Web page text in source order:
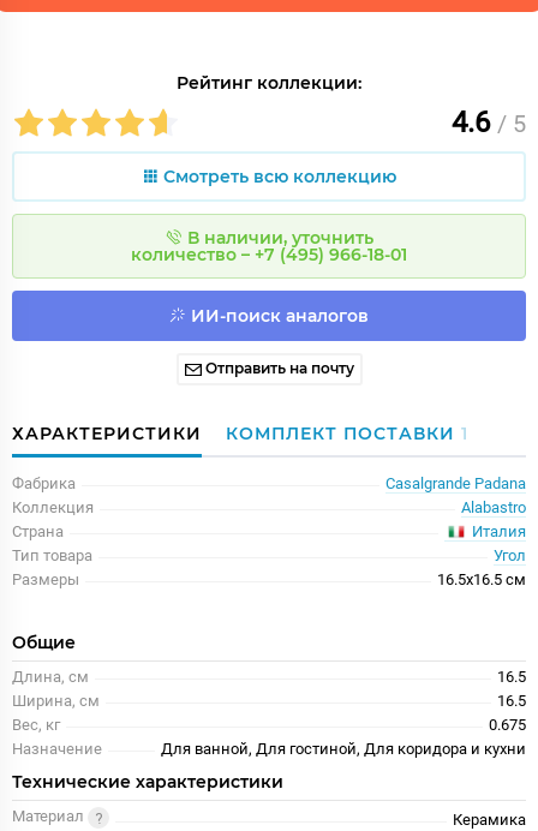
Рейтинг коллекции:
4.6 / 5
Смотреть всю коллекцию
В наличии, уточнить
количество – +7 (495) 966-18-01
ИИ-поиск аналогов
Отправить на почту
ХАРАКТЕРИСТИКИ КОМПЛЕКТ ПОСТАВКИ 1
Фабрика
Casalgrande Padana
Коллекция
Alabastro
Страна
Италия
Тип товара
Угол
Размеры
16.5x16.5 см
Общие
Длина, см
16.5
Ширина, см
16.5
Вес, кг
0.675
Назначение
Для ванной, Для гостиной, Для коридора и кухни
Технические характеристики
Материал
Керамика